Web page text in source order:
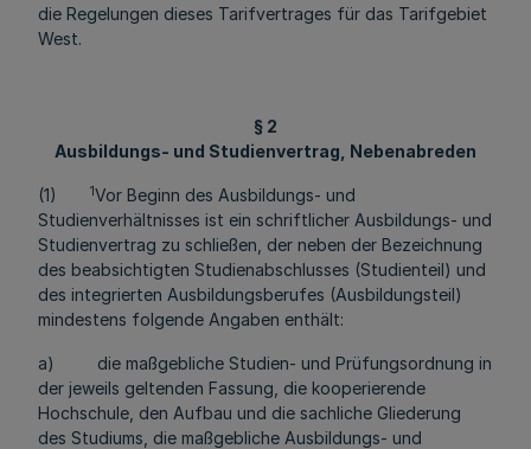
die Regelungen dieses Tarifvertrages für das Tarifgebiet
West.
§ 2
Ausbildungs- und Studienvertrag, Nebenabreden
(1) 1Vor Beginn des Ausbildungs- und
Studienverhältnisses ist ein schriftlicher Ausbildungs- und
Studienvertrag zu schließen, der neben der Bezeichnung
des beabsichtigten Studienabschlusses (Studienteil) und
des integrierten Ausbildungsberufes (Ausbildungsteil)
mindestens folgende Angaben enthält:
a) die maßgebliche Studien- und Prüfungsordnung in
der jeweils geltenden Fassung, die kooperierende
Hochschule, den Aufbau und die sachliche Gliederung
des Studiums, die maßgebliche Ausbildungs- und